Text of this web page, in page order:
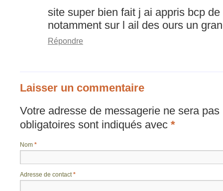
site super bien fait j ai appris bcp
notamment sur l ail des ours un
Répondre
Laisser un commentaire
Votre adresse de messagerie ne sera pas
obligatoires sont indiqués avec *
Nom *
Adresse de contact*